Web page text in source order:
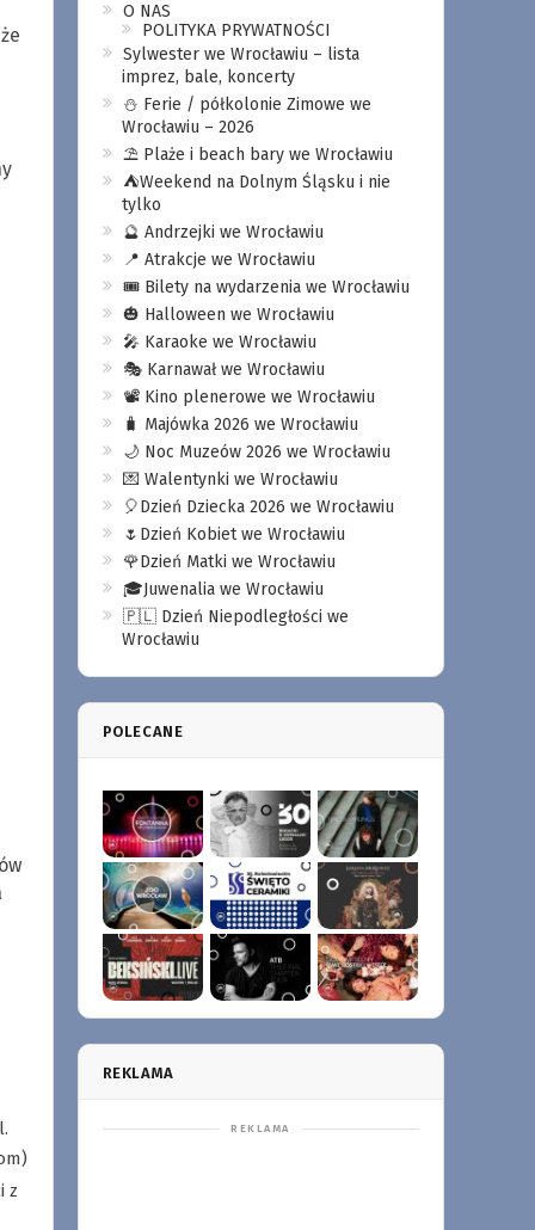
)
z
O NAS
POLITYKA PRYWATNOŚCI
Sylwester we Wrocławiu – lista
imprez, bale, koncerty
⛄️ Ferie / półkolonie Zimowe we
Wrocławiu – 2026
⛱️ Plaże i beach bary we Wrocławiu
⛺️Weekend na Dolnym Śląsku i nie
tylko
🔮 Andrzejki we Wrocławiu
📍 Atrakcje we Wrocławiu
🎟️ Bilety na wydarzenia we Wrocławiu
🎃 Halloween we Wrocławiu
🎤 Karaoke we Wrocławiu
🎭 Karnawał we Wrocławiu
📽️ Kino plenerowe we Wrocławiu
🧳 Majówka 2026 we Wrocławiu
🌙 Noc Muzeów 2026 we Wrocławiu
💌 Walentynki we Wrocławiu
🎈Dzień Dziecka 2026 we Wrocławiu
🌷Dzień Kobiet we Wrocławiu
🌹Dzień Matki we Wrocławiu
🎓Juwenalia we Wrocławiu
🇵🇱 Dzień Niepodległości we
Wrocławiu
POLECANE
REKLAMA